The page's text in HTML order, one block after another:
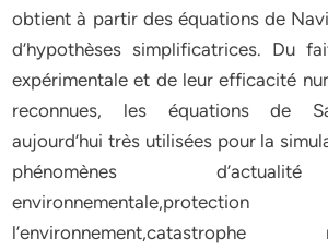
obtient à partir des équations de
d’hypothèses simplificatrices. Du
expérimentale et de leur efficacité
reconnues, les équations de
aujourd’hui très utilisées pour la
phénomènes
l’environnement,catastrophe